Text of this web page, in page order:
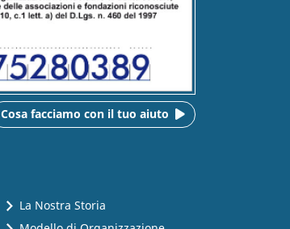
Cosa facciamo con il tuo aiuto
La Nostra Storia